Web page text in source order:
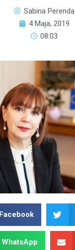
Sabina Perenda
4 Maja, 2019
08:03
Facebook
WhatsApp